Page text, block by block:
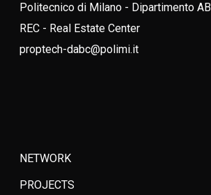
Politecnico di Milano - Dipartimento
REC - Real Estate Center
proptech-dabc@polimi.it
NETWORK
PROJECTS